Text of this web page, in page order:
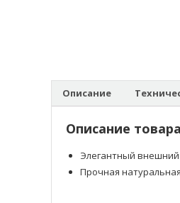
Описание
Описание товара
Элегантный
Прочная